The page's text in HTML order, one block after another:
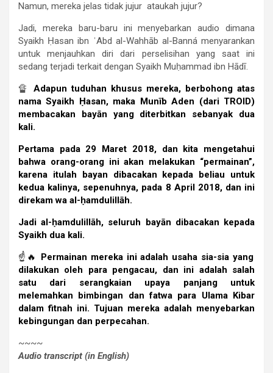
Namun, mereka jelas tidak jujur ​ ataukah jujur?
Jadi, mereka baru-baru ini menyebarkan audio dimana
Syaikh Ḥasan ibn ʿAbd al-Wahhāb al-Banná menyarankan
untuk menjauhkan diri dari perselisihan yang saat ini
sedang terjadi terkait dengan Syaikh Muḥammad ibn Hādī.
🔏 Adapun tuduhan khusus mereka, berbohong atas
nama Syaikh Ḥasan, maka Munīb Aden (dari TROID)
membacakan bayān yang diterbitkan sebanyak dua
kali.
Pertama pada 29 Maret 2018, dan kita mengetahui
bahwa orang-orang ini akan melakukan “permainan”,
karena itulah bayan dibacakan kepada beliau untuk
kedua kalinya, sepenuhnya, pada 8 April 2018, dan ini
direkam wa al-ḥamdulillāh.
Jadi al-ḥamdulillāh, seluruh bayān dibacakan kepada
Syaikh dua kali.
☝️🔥 Permainan mereka ini adalah usaha sia-sia yang
dilakukan oleh para pengacau, dan ini adalah salah
satu dari serangkaian upaya panjang untuk
melemahkan bimbingan dan fatwa para Ulama Kibar
dalam fitnah ini. Tujuan mereka adalah menyebarkan
kebingungan dan perpecahan.
~~~~
Audio transcript (in English)